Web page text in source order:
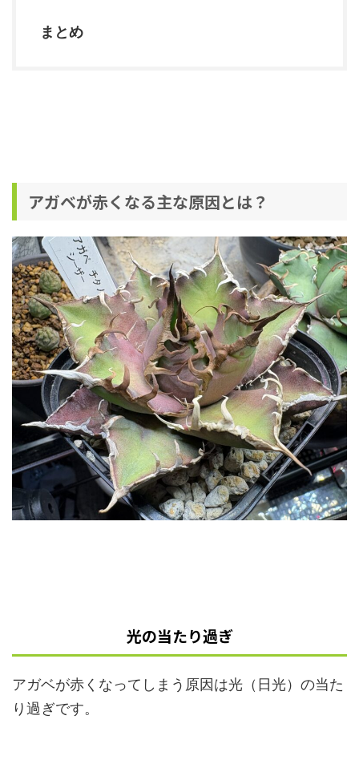
まとめ
アガベが赤くなる主な原因とは？
光の当たり過ぎ
アガベが赤くなってしまう原因は光（日光）の当た
り過ぎです。